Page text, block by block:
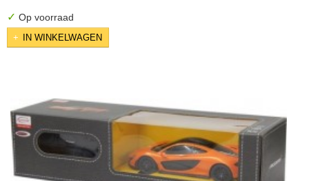
✓ Op voorraad
IN WINKELWAGEN